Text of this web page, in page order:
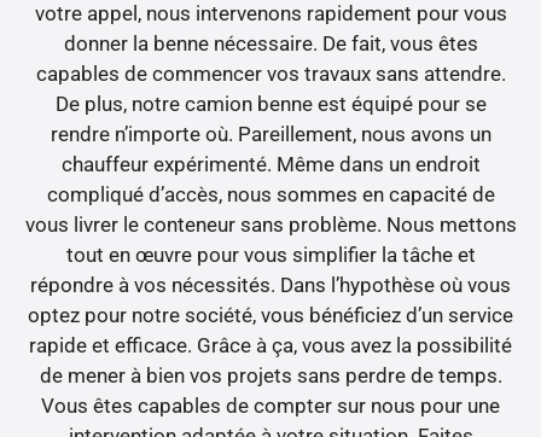
votre appel, nous intervenons rapidement pour vous
donner la benne nécessaire. De fait, vous êtes
capables de commencer vos travaux sans attendre.
De plus, notre camion benne est équipé pour se
rendre n’importe où. Pareillement, nous avons un
chauffeur expérimenté. Même dans un endroit
compliqué d’accès, nous sommes en capacité de
vous livrer le conteneur sans problème. Nous mettons
tout en œuvre pour vous simplifier la tâche et
répondre à vos nécessités. Dans l’hypothèse où vous
optez pour notre société, vous bénéficiez d’un service
rapide et efficace. Grâce à ça, vous avez la possibilité
de mener à bien vos projets sans perdre de temps.
Vous êtes capables de compter sur nous pour une